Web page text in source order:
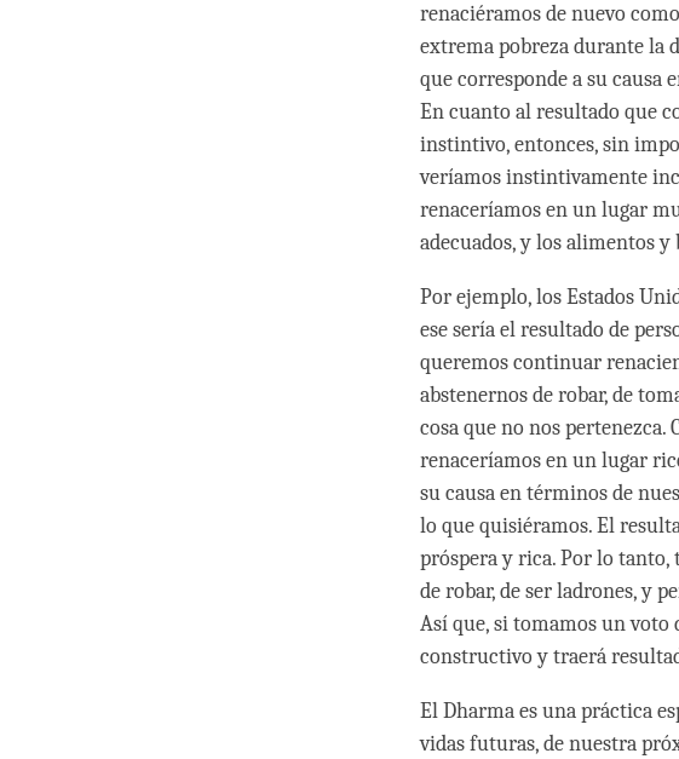
renaciéramos de nuevo
extrema pobreza durante la
que corresponde a su causa
En cuanto al resultado que
instintivo, entonces, sin
veríamos instintivamente
renaceríamos en un lugar
adecuados, y los alimentos y
Por ejemplo, los Estados
ese sería el resultado de
queremos continuar
abstenernos de robar, de
cosa que no nos pertenezca.
renaceríamos en un lugar
su causa en términos de
lo que quisiéramos. El
próspera y rica. Por lo tanto,
de robar, de ser ladrones, y
Así que, si tomamos un voto
constructivo y traerá
El Dharma es una práctica
vidas futuras, de nuestra